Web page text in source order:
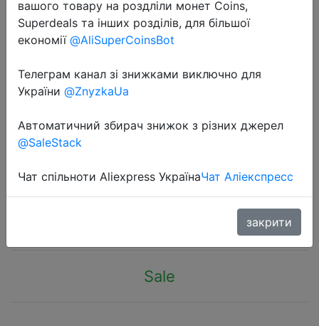
Прокладки для подмышек
одноразовые дезодорирующие,
Sale
вашого товару на роздліли монет Coins,
Superdeals та інших розділів, для більшої
економії @AliSuperCoinsBot
Телеграм канал зі знижками виключно для
України @ZnyzkaUa
Автоматичний збирач знижок з різних джерел
@SaleStack
Чат спільноти Aliexpress УкраїнаЧат Аліекспресс
закрити